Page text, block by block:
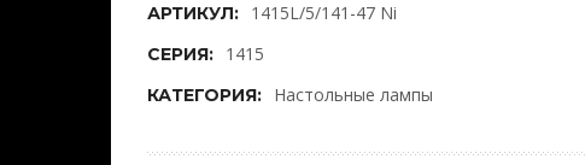
АРТИКУЛ: 1415L/5/141-47 Ni
СЕРИЯ: 1415
КАТЕГОРИЯ: Настольные лампы